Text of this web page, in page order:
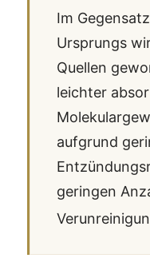
Im
Ursprungs
Quellen
leichter
aufgrund
geringen